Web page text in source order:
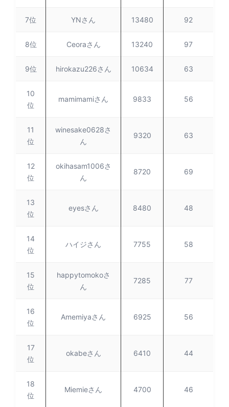
7位 YNさん 13480 92
8位 Ceoraさん 13240 97
9位 hirokazu226さん 10634 63
10
位
mamimamiさん 9833 56
11
位
winesake0628さ
ん
9320 63
12
位
okihasam1006さ
ん
8720 69
13
位
eyesさん 8480 48
14
位
ハイジさん 7755 58
15
位
happytomokoさ
ん
7285 77
16
位
Amemiyaさん 6925 56
17
位
okabeさん 6410 44
18
位
Miemieさん 4700 46